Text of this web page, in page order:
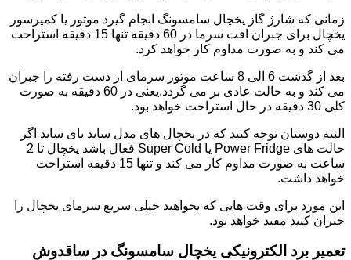
زمانی که شارژ گاز یخچال سامسونگ انجام گیرد موتور یا کمپرسور
یخچال برای جبران افت سرما در 60 دقیقه تنها 15 دقیقه استراحت
می کند و به صورت مداوم کار خواهد کرد.
بعد از گذشت 6 الی 8 ساعت موتور سرمای از دست رفته را جبران
می کند و به حالت عادی بر می گردد.یعنی در 60 دقیقه به صورت
کلی 30 دقیقه در حال استراحت خواهد بود.
البته دوستان توجه کنید که در یخچال های مدل ساید بای ساید اگر
حالت های Power Fridge یا Super Cold فعال باشد یخچال تا 2
ساعت به صورت مداوم کار می کند و تنها 15 دقیقه استراحت
خواهد داشت.
این مورد برای وقت هایی که بخواهید خیلی سریع سرمای یخچال را
جبران کنید مفید خواهد بود.
تعمیر برد الکترونیکی یخچال سامسونگ در ساقدوش